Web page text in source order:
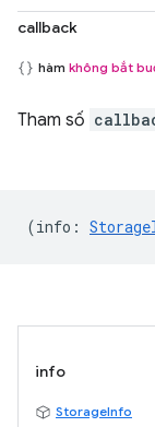
callback
hàm không bắt
Tham số
(info :
info
StorageInfo